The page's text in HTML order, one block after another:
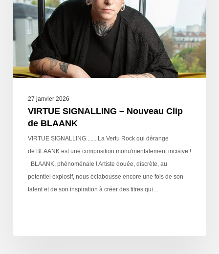
27 janvier 2026
VIRTUE SIGNALLING – Nouveau Clip
de BLAANK
VIRTUE SIGNALLING....... La Vertu Rock qui dérange
de BLAANK est une composition monu'mentalement incisive !
BLAANK, phénoménale ! Artiste douée, discrète, au
potentiel explosif, nous éclabousse encore une fois de son
talent et de son inspiration à créer des titres qui…